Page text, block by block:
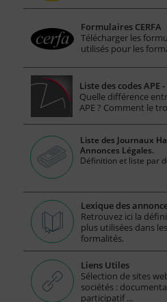
Formulaires CERFA
Télécharger les
utilisés pour les
Liste des codes APE
Quelle différence
APE ? Comment le
Liste des Journaux
Annonces Légales.
Définition et liste par
Lexique des
Retrouvez ici la
plus utilisées dans
formalités.
Liens Utiles
Sélection de sites
sociétés :
participatif ...